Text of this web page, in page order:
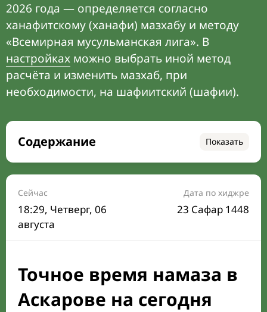
2026 года — определяется согласно
ханафитскому (ханафи) мазхабу и методу
«Всемирная мусульманская лига». В
настройках можно выбрать иной метод
расчёта и изменить мазхаб, при
необходимости, на шафиитский (шафии).
Содержание Показать
Время намаза на сегодня
Расписание на месяц
Время Сухура и Ифтара на сегодня
Календарь рамадана
Мечети и молельные комнаты
Направление киблы
Сейчас
18:29, Четверг, 06
августа
Дата по хиджре
23 Сафар 1448
Точное время намаза в
Аскарове на сегодня